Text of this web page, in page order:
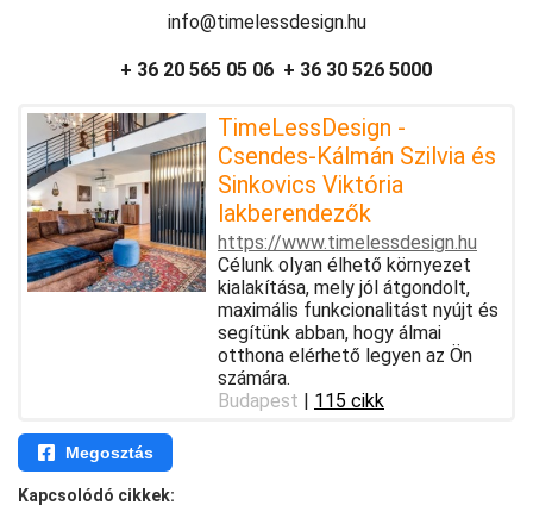
info@timelessdesign.hu
+ 36 20 565 05 06 + 36 30 526 5000
TimeLessDesign -
Csendes-Kálmán Szilvia és
Sinkovics Viktória
lakberendezők
https://www.timelessdesign.hu
Célunk olyan élhető környezet
kialakítása, mely jól átgondolt,
maximális funkcionalitást nyújt és
segítünk abban, hogy álmai
otthona elérhető legyen az Ön
számára.
Budapest | 115 cikk
Megosztás
Kapcsolódó cikkek: